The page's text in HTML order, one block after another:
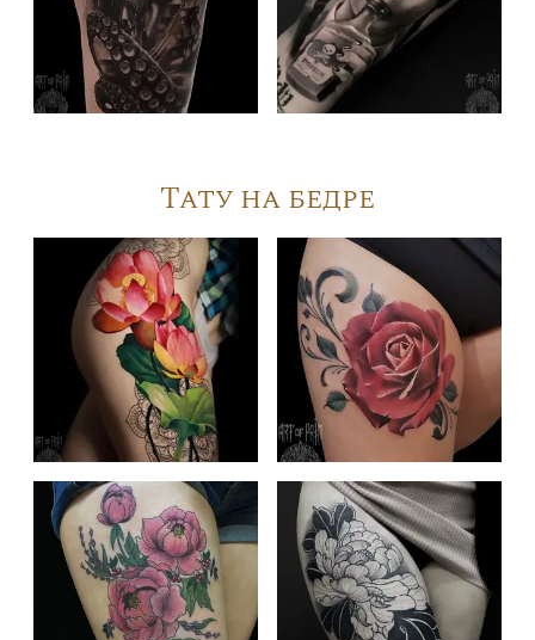
Тату на бедре